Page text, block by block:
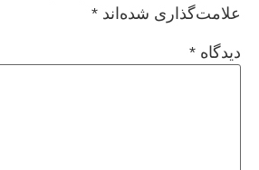
علامت‌گذاری شده‌اند *
دیدگاه *